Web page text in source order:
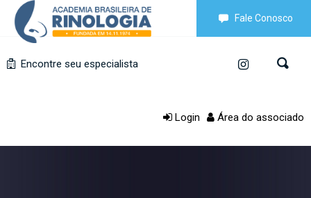
Fale Conosco
Encontre seu especialista
Login Área do associado